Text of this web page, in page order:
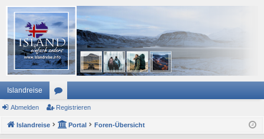
Islandreise
or
en
Abmelden Registrieren
Islandreise Portal Foren-Übersicht